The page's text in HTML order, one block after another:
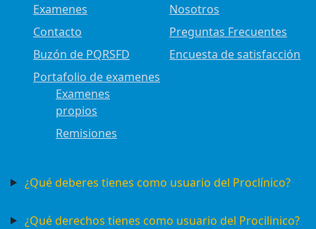
Examenes
Nosotros
Contacto
Preguntas Frecuentes
Buzón de PQRSFD
Encuesta de satisfacción
Portafolio de examenes
Examenes
propios
Remisiones
¿Qué deberes tienes como usuario del Proclínico?
¿Qué derechos tienes como usuario del Procilinico?